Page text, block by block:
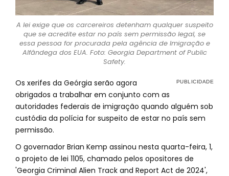
A lei exige que os carcereiros detenham qualquer suspeito
que se acredite estar no país sem permissão legal, se
essa pessoa for procurada pela agência de Imigração e
Alfândega dos EUA. Foto: Georgia Department of Public
Safety.
Os xerifes da Geórgia serão agora
obrigados a trabalhar em conjunto com as
autoridades federais de imigração quando alguém sob
custódia da polícia for suspeito de estar no país sem
permissão.
O governador Brian Kemp assinou nesta quarta-feira, 1,
o projeto de lei 1105, chamado pelos opositores de
'Georgia Criminal Alien Track and Report Act de 2024',